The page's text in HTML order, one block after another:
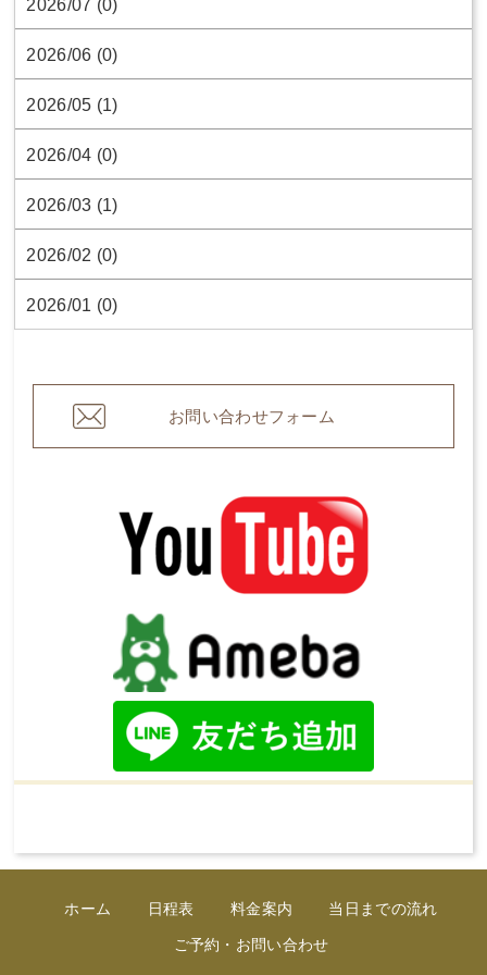
2026/07 (0)
2026/06 (0)
2026/05 (1)
2026/04 (0)
2026/03 (1)
2026/02 (0)
2026/01 (0)
お問い合わせフォーム
ホーム 日程表 料金案内 当日までの流れ
ご予約・お問い合わせ